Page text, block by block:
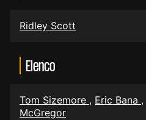
Ridley Scott
Elenco
Tom Sizemore , Eric Bana ,
McGregor